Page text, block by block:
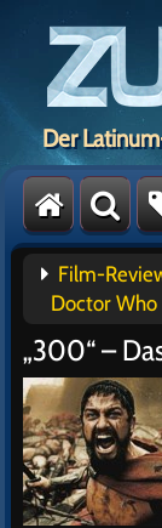
Der
Film-
Doctor Who
„300“ –